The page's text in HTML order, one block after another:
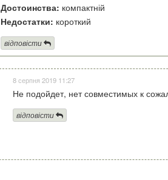
Достоинства: компактній
Недостатки: короткий
відповісти
8 серпня 2019 11:27
Не подойдет, нет совместимых к
відповісти